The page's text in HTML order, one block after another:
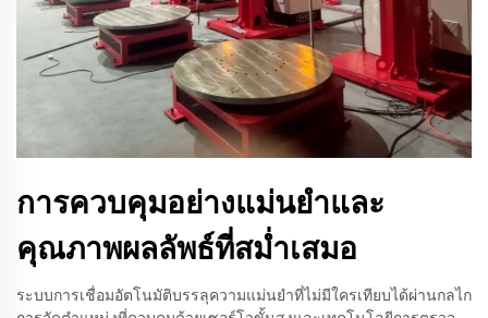
การควบคุมอย่างแม่นยำและ
คุณภาพผลลัพธ์ที่สม่ำเสมอ
ระบบการเชื่อมอัตโนมัติบรรลุความแม่นยำที่ไม่มีใครเทียบได้ผ่านกลไก